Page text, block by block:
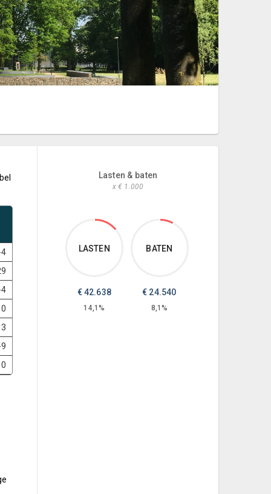
4
4
0
Lasten & baten
x € 1.000
LASTEN
€42.638
14,1%
BATEN
€ 24.540
8,1%